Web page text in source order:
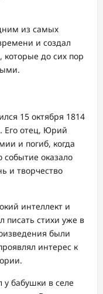
из самых
и создал
до сих пор
15 октября 1814
Его отец, Юрий
и погиб, когда
событие оказало
и творчество
интеллект и
писать стихи уже в
были
интерес к
бабушки в селе